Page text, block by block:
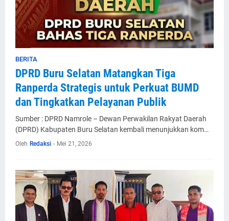
BERITA
DPRD Buru Selatan Matangkan Tiga
Ranperda Strategis untuk Perkuat BUMD
dan Tingkatkan Pelayanan Publik
Sumber : DPRD Namrole – Dewan Perwakilan Rakyat Daerah
(DPRD) Kabupaten Buru Selatan kembali menunjukkan kom…
Oleh Redaksi - Mei 21, 2026